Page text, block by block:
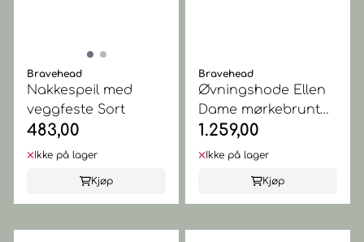
Bravehead
Nakkespeil med
veggfeste Sort
483,00
Ikke på lager
Kjøp
Bravehead
Øvningshode Ellen
Dame mørkebrunt
lang 45-50cm
1.259,00
Ikke på lager
Kjøp